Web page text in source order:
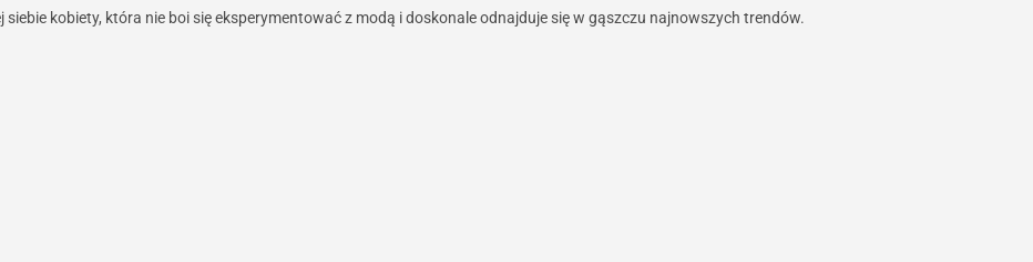
kobiety, która nie boi się eksperymentować z modą i doskonale odnajduje się w gąszczu najnowszych trendów.